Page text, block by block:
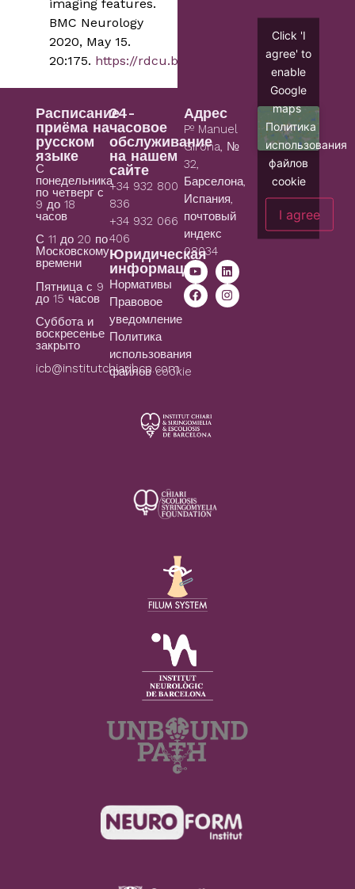
imaging features.
BMC Neurology
2020, May 15.
20:175. https://rdcu.be/b36Pi
Расписание
приёма на
русском
языке
С
понедельника
по четверг с
9 до 18
часов
С 11 до 20 по
Московскому
времени
Пятница с 9
до 15 часов
Суббота и
воскресенье
закрыто
icb@institutchiaribcn.com
24-
часовое
обслуживание
на нашем
сайте
+34 932 800
836
+34 932 066
406
Юридическая
информация
Нормативы
Правовое
уведомление
Политика
использования
файлов cookie
Адрес
Pº Manuel
Girona, №
32,
Барселона,
Испания,
почтовый
индекс
08034
Click 'I
agree' to
enable
Google
maps
Политика
использования
файлов
cookie
I agree